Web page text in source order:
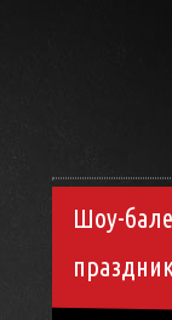
Шоу-